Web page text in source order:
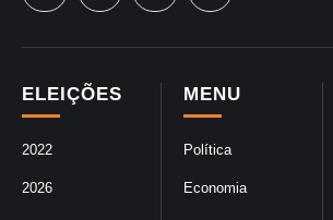
MENU
Política
Economia
ELEIÇÕES
2022
2026